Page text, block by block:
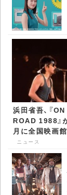
浜田省吾、『
ROAD 1988』
月に全国映画
定 キー・ヴィ
開 -
ニュース